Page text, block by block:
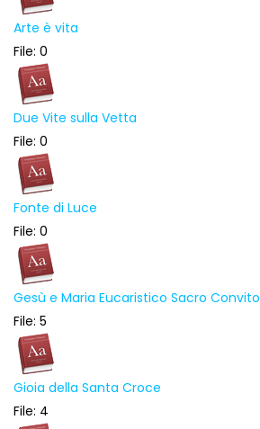
Arte è vita
File: 0
Due Vite sulla Vetta
File: 0
Fonte di Luce
File: 0
Gesù e Maria Eucaristico Sacro Convito
File: 5
Gioia della Santa Croce
File: 4